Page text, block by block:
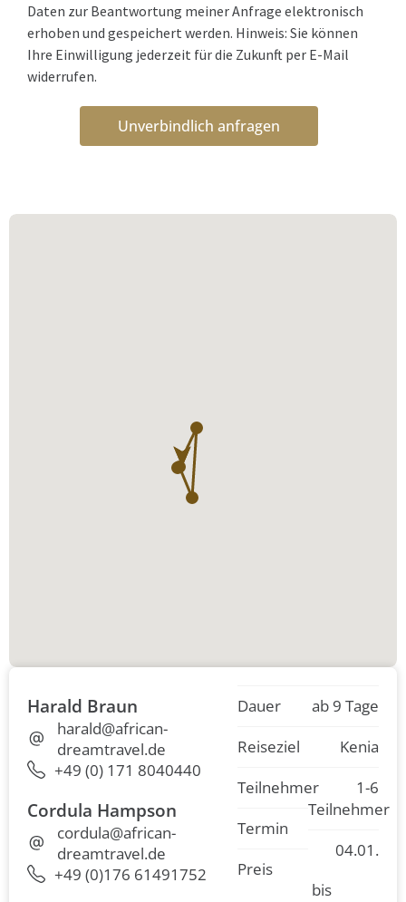
Daten zur Beantwortung meiner Anfrage elektronisch
erhoben und gespeichert werden. Hinweis: Sie können
Ihre Einwilligung jederzeit für die Zukunft per E-Mail
widerrufen.
Unverbindlich anfragen
Harald Braun
harald@african-
dreamtravel.de
+49 (0) 171 8040440
Cordula Hampson
cordula@african-
dreamtravel.de
+49 (0)176 61491752
Dauer
Reiseziel
Teilnehmer
Termin
Preis
ab 9 Tage
Kenia
1-6
Teilnehmer
04.01.
bis